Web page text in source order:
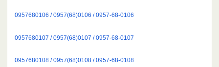
0957680106 / 0957(68)0106 / 0957-68-0106
0957680107 / 0957(68)0107 / 0957-68-0107
0957680108 / 0957(68)0108 / 0957-68-0108